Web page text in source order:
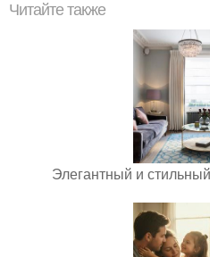
Читайте также
Элегантный и